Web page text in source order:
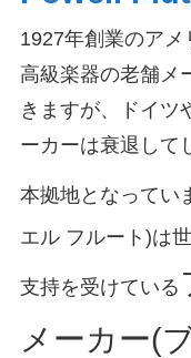
1927年創業のアメ
高級楽器の老舗メ
きますが、ドイツ
ーカーは衰退して
本拠地となってい
エル フルート)は
支持を受けている
メーカー(